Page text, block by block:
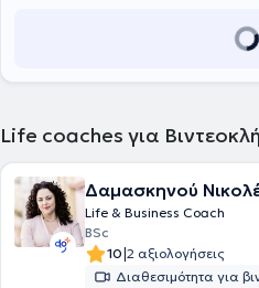
Life coaches για
Δαμασκηνού
Life & Business Coach
BSc
10|2 αξιολογήσεις
Διαθεσιμότητα για